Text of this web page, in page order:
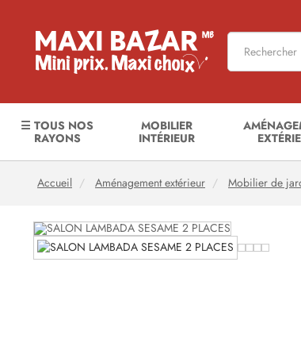
☰ TOUS NOS
RAYONS
MOBILIER
INTÉRIEUR
Accueil Aménagement extérieur Mobilier de